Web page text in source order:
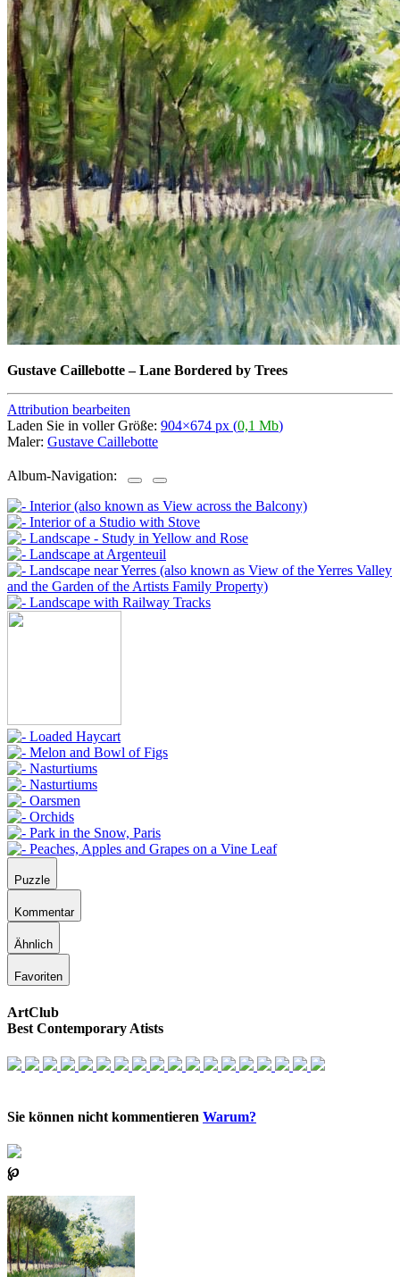
Gustave Caillebotte–Lane Bordered by Trees
Attribution bearbeiten
Laden Sie in voller Größe: 904×674 px (0,1 Mb)
Maler: Gustave Caillebotte
Album-Navigation:
Puzzle
Kommentar
Ähnlich
Favoriten
ArtClub
Best Contemporary Atists
Sie können nicht kommentieren Warum?
℘